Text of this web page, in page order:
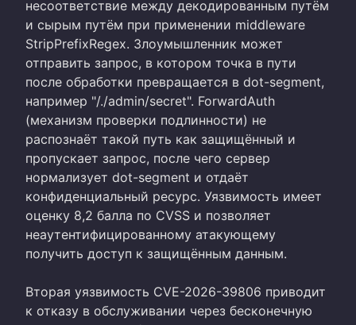
несоответствие между декодированным путём
и сырым путём при применении middleware
StripPrefixRegex. Злоумышленник может
отправить запрос, в котором точка в пути
после обработки превращается в dot-segment,
например "/./admin/secret". ForwardAuth
(механизм проверки подлинности) не
распознаёт такой путь как защищённый и
пропускает запрос, после чего сервер
нормализует dot-segment и отдаёт
конфиденциальный ресурс. Уязвимость имеет
оценку 8,2 балла по CVSS и позволяет
неаутентифицированному атакующему
получить доступ к защищённым данным.
Вторая уязвимость CVE-2026-39806 приводит
к отказу в обслуживании через бесконечную